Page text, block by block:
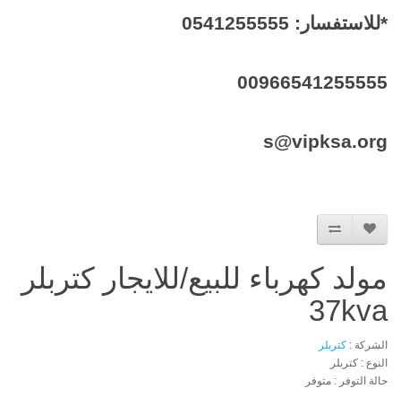
*للاستفسار: 0541255555
00966541255555
s@vipksa.org
مولد كهرباء للبيع/للايجار كتربلر
37kva
الشركة : كتربلر
النوع : كتربلر
حالة التوفر : متوفر